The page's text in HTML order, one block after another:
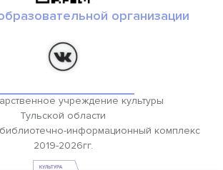
организации
учреждение культуры
Тульской области
информационный комплекс
2019-2026гг.